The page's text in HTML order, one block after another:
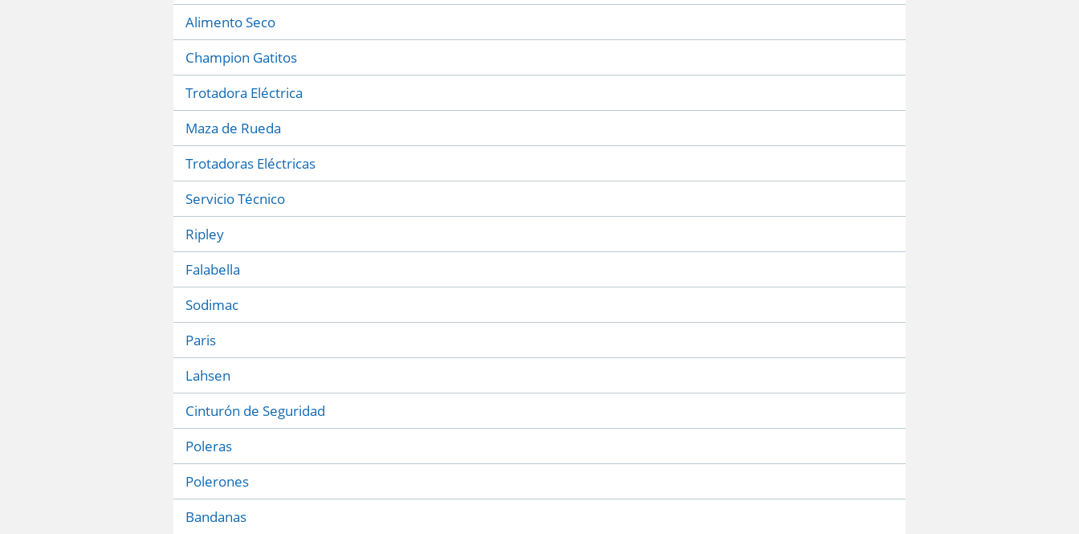
Alimento Seco
Champion Gatitos
Trotadora Eléctrica
Maza de Rueda
Trotadoras Eléctricas
Servicio Técnico
Ripley
Falabella
Sodimac
Paris
Lahsen
Cinturón de Seguridad
Poleras
Polerones
Bandanas